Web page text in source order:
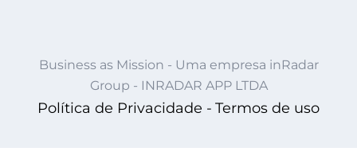
Business as Mission - Uma empresa inRadar
Group - INRADAR APP LTDA
Política de Privacidade - Termos de uso